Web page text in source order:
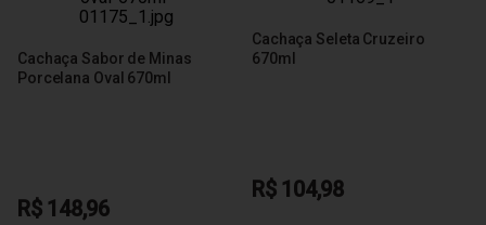
Cachaça Sabor de Minas
Porcelana Oval 670ml
R$ 148,96
Cachaça Seleta Cruzeiro
670ml
R$ 104,98